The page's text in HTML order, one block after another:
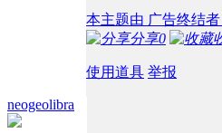
本主题由 广告终结者
分享0
使用道具 举报
neogeolibra